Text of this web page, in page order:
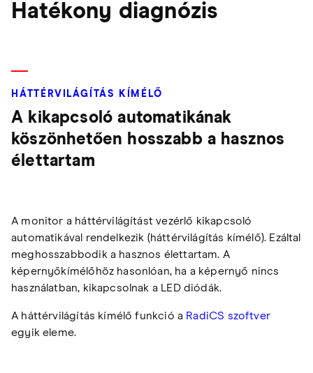
Hatékony diagnózis
HÁTTÉRVILÁGÍTÁS KÍMÉLŐ
A kikapcsoló automatikának
köszönhetően hosszabb a hasznos
élettartam
A monitor a háttérvilágítást vezérlő kikapcsoló
automatikával rendelkezik (háttérvilágítás kímélő). Ezáltal
meghosszabbodik a hasznos élettartam. A
képernyőkímélőhöz hasonlóan, ha a képernyő nincs
használatban, kikapcsolnak a LED diódák.
A háttérvilágítás kímélő funkció a RadiCS szoftver
egyik eleme.